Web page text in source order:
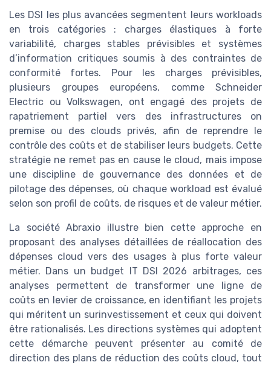
Les DSI les plus avancées segmentent leurs workloads
en trois catégories : charges élastiques à forte
variabilité, charges stables prévisibles et systèmes
d’information critiques soumis à des contraintes de
conformité fortes. Pour les charges prévisibles,
plusieurs groupes européens, comme Schneider
Electric ou Volkswagen, ont engagé des projets de
rapatriement partiel vers des infrastructures on
premise ou des clouds privés, afin de reprendre le
contrôle des coûts et de stabiliser leurs budgets. Cette
stratégie ne remet pas en cause le cloud, mais impose
une discipline de gouvernance des données et de
pilotage des dépenses, où chaque workload est évalué
selon son profil de coûts, de risques et de valeur métier.
La société Abraxio illustre bien cette approche en
proposant des analyses détaillées de réallocation des
dépenses cloud vers des usages à plus forte valeur
métier. Dans un budget IT DSI 2026 arbitrages, ces
analyses permettent de transformer une ligne de
coûts en levier de croissance, en identifiant les projets
qui méritent un surinvestissement et ceux qui doivent
être rationalisés. Les directions systèmes qui adoptent
cette démarche peuvent présenter au comité de
direction des plans de réduction des coûts cloud, tout